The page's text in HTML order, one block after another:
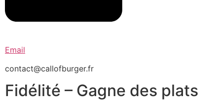
Email
contact@callofburger.fr
Fidélité – Gagne des plats